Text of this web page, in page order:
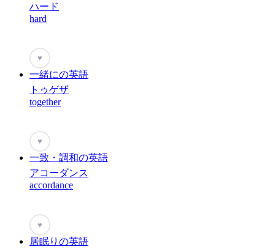
ハード
hard
♥
一緒にの英語
トゥゲザ
together
♥
一致・調和の英語
アコーダンス
accordance
♥
居眠りの英語